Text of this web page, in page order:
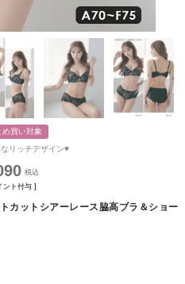
め買い対象
リッチデザイン♥
ント付与 ]
カットシアーレース脇高ブラ＆ショー